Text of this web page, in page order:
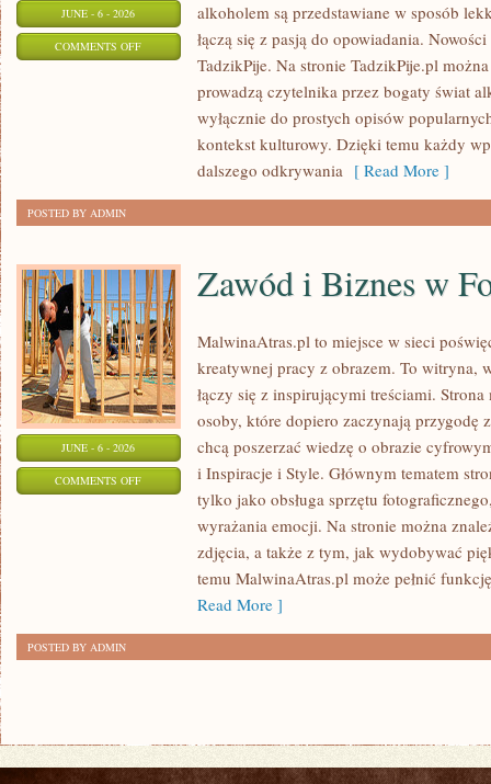
JUNE - 6 - 2026
COMMENTS OFFON
alkoholem są przedstawiane w sposób
łączą się z pasją do opowiadania.
TadzikPije. Na stronie TadzikPije.pl
prowadzą czytelnika przez bogaty świat
wyłącznie do prostych opisów
kontekst kulturowy. Dzięki temu każdy
dalszego odkrywania [ Read More ]
POSTED BY ADMIN
JUNE - 6 - 2026
COMMENTS OFFON
Zawód i Biznes w
MalwinaAtras.pl to miejsce w sieci
kreatywnej pracy z obrazem. To witryna,
łączy się z inspirującymi treściami.
osoby, które dopiero zaczynają przygodę
chcą poszerzać wiedzę o obrazie
i Inspiracje i Style. Głównym tematem
tylko jako obsługa sprzętu
wyrażania emocji. Na stronie można
zdjęcia, a także z tym, jak wydobywać
temu MalwinaAtras.pl może pełnić
Read More ]
POSTED BY ADMIN